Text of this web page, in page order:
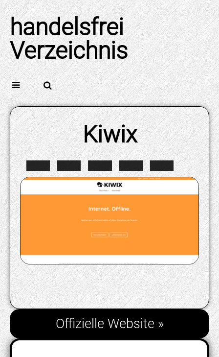
Skip
to
content
handelsfrei
Verzeichnis
Kiwix
Offizielle Website »